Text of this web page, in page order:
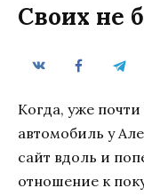
Своих не
Когда, уже
автомобиль у
сайт вдоль и
отношение к